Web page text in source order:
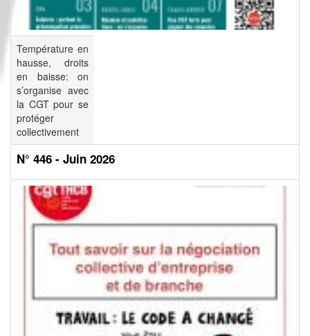
Température en
hausse, droits
en baisse: on
s’organise avec
la CGT pour se
protéger
collectivement
N° 446 - Juin 2026